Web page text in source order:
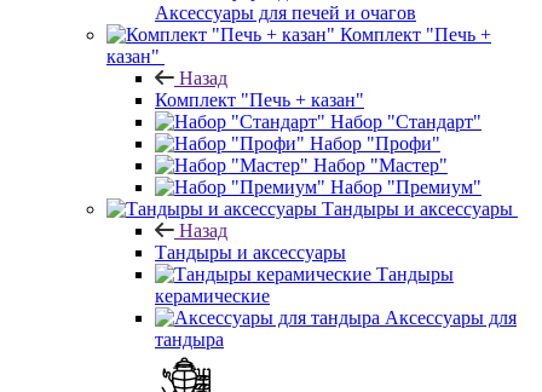
Аксессуары для печей и очагов
Комплект "Печь +
казан"
Назад
Комплект "Печь + казан"
Набор "Стандарт"
Набор "Профи"
Набор "Мастер"
Набор "Премиум"
Тандыры и аксессуары
Назад
Тандыры и аксессуары
Тандыры
керамические
Аксессуары для
тандыра